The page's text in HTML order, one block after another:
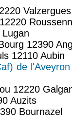
Valzergues
12390
12110 Aubin
de
12220
Auzits
Bournazel